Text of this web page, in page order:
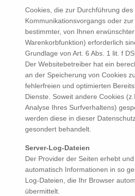
Cookies, die zur Durchführung des
Kommunikationsvorgangs oder
bestimmter, von Ihnen
Warenkorbfunktion) erforderlich
Grundlage von Art. 6 Abs. 1 lit. f
Der Websitebetreiber hat ein
an der Speicherung von Cookies
fehlerfreien und optimierten
Dienste. Soweit andere Cookies
Analyse Ihres Surfverhaltens)
werden diese in dieser
gesondert behandelt.
Server-Log-Dateien
Der Provider der Seiten erhebt
automatisch Informationen in so
Log-Dateien, die Ihr Browser
übermittelt.